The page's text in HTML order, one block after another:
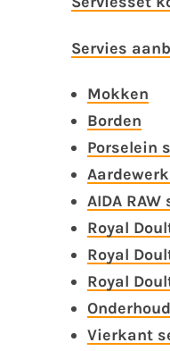
Servies
Mokken
Borden
Porselein
AIDA RAW
Royal
Royal
Royal
Vierkant